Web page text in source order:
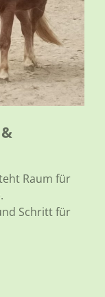
Raum für
Schritt für